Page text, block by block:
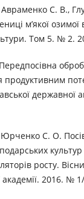
С. В.,
м’якої озимої
Том 5. № 2.
продуктивним
державної
С. О.
росту.
2016. №